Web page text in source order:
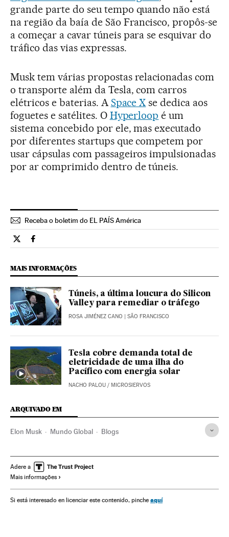
grande parte do seu tempo quando não está
na região da baía de São Francisco, propôs-se
a começar a cavar túneis para se esquivar do
tráfico das vias expressas.
Musk tem várias propostas relacionadas com
o transporte além da Tesla, com carros
elétricos e baterias. ASpace X se dedica aos
foguetes e satélites. O Hyperloop é um
sistema concebido por ele, mas executado
por diferentes startups que competem por
usar cápsulas com passageiros impulsionadas
por ar comprimido dentro de túneis.
Receba o boletim do EL PAÍS América
Tecnologia El País Brasil en Twitter
Tecnologia El País Brasil en Facebook
MAIS INFORMAÇÕES
Túneis, a última loucura do Silicon
Valley para remediar o tráfego
ROSA JIMÉNEZ CANO | SÃO FRANCISCO
Tesla cobre demanda total de
eletricidade de uma ilha do
Pacífico com energia solar
NACHO PALOU / MICROSIERVOS
ARQUIVADO EM
Elon Musk Mundo Global Blogs
Adere a
Mais informações
Si está interesado en licenciar este contenido, pinche aquí